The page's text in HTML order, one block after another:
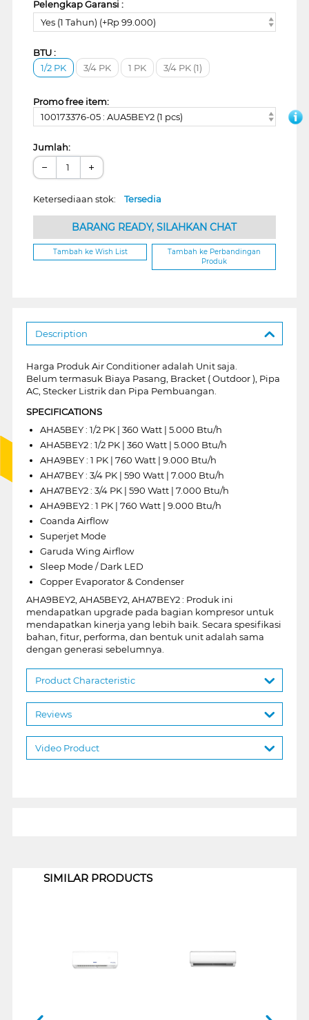
Pelengkap Garansi :
Yes (1 Tahun) (+Rp 99.000)
BTU :
1/2 PK
3/4 PK 1 PK 3/4 PK (1)
Promo free item:
100173376-05 : AUA5BEY2 (1 pcs)
Jumlah:
− +
Ketersediaan stok: Tersedia
BARANG READY, SILAHKAN CHAT
Tambah ke Wish List
Tambah ke Perbandingan
Produk
Description
Harga Produk Air Conditioner adalah Unit saja.
Belum termasuk Biaya Pasang, Bracket ( Outdoor ), Pipa
AC, Stecker Listrik dan Pipa Pembuangan.
SPECIFICATIONS
AHA5BEY : 1/2 PK | 360 Watt | 5.000 Btu/h
AHA5BEY2 : 1/2 PK | 360 Watt | 5.000 Btu/h
AHA9BEY : 1 PK | 760 Watt | 9.000 Btu/h
AHA7BEY : 3/4 PK | 590 Watt | 7.000 Btu/h
AHA7BEY2 : 3/4 PK | 590 Watt | 7.000 Btu/h
AHA9BEY2 : 1 PK | 760 Watt | 9.000 Btu/h
Coanda Airflow
Superjet Mode
Garuda Wing Airflow
Sleep Mode / Dark LED
Copper Evaporator & Condenser
AHA9BEY2, AHA5BEY2, AHA7BEY2 : Produk ini
mendapatkan upgrade pada bagian kompresor untuk
mendapatkan kinerja yang lebih baik. Secara spesifikasi
bahan, fitur, performa, dan bentuk unit adalah sama
dengan generasi sebelumnya.
Product Characteristic
Reviews
Video Product
SIMILAR PRODUCTS